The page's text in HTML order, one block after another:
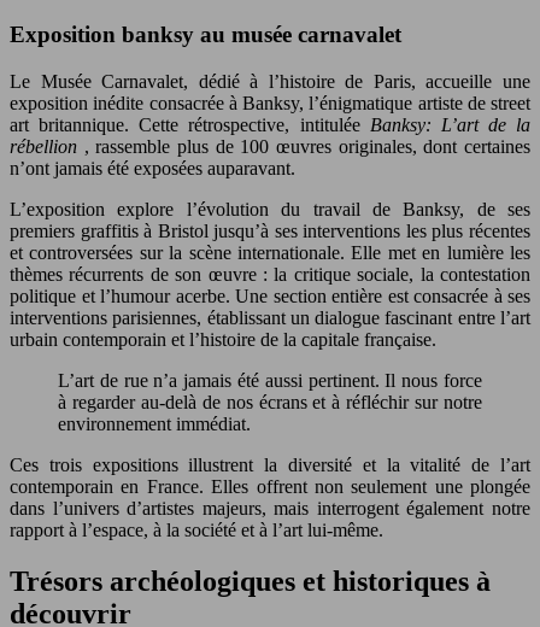
Exposition banksy au musée carnavalet
Le Musée Carnavalet, dédié à l’histoire de Paris, accueille une
exposition inédite consacrée à Banksy, l’énigmatique artiste de street
art britannique. Cette rétrospective, intitulée Banksy: L’art de la
rébellion , rassemble plus de 100 œuvres originales, dont certaines
n’ont jamais été exposées auparavant.
L’exposition explore l’évolution du travail de Banksy, de ses
premiers graffitis à Bristol jusqu’à ses interventions les plus récentes
et controversées sur la scène internationale. Elle met en lumière les
thèmes récurrents de son œuvre : la critique sociale, la contestation
politique et l’humour acerbe. Une section entière est consacrée à ses
interventions parisiennes, établissant un dialogue fascinant entre l’art
urbain contemporain et l’histoire de la capitale française.
L’art de rue n’a jamais été aussi pertinent. Il nous force
à regarder au-delà de nos écrans et à réfléchir sur notre
environnement immédiat.
Ces trois expositions illustrent la diversité et la vitalité de l’art
contemporain en France. Elles offrent non seulement une plongée
dans l’univers d’artistes majeurs, mais interrogent également notre
rapport à l’espace, à la société et à l’art lui-même.
Trésors archéologiques et historiques à
découvrir